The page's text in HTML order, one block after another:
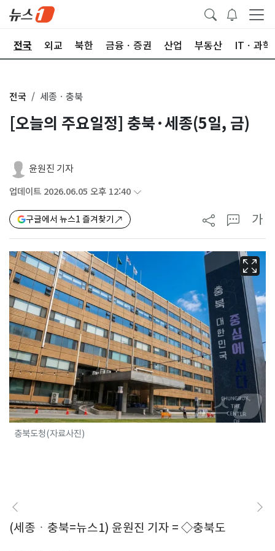
전국 외교 북한 금융ㆍ증권 산업 부동산 ITㆍ과학
전국 세종ㆍ충북
[오늘의 주요일정] 충북·세종(5일, 금)
윤원진 기자
업데이트 2026.06.05 오후 12:40
구글에서 뉴스1 즐겨찾기 가
충북도청(자료사진)
(세종ㆍ충북=뉴스1) 윤원진 기자 = ◇충북도